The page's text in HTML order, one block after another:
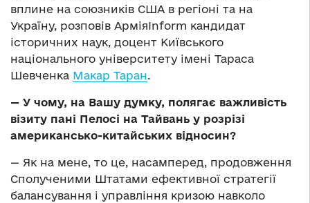
вплине на союзників США в регіоні та на
Україну, розповів АрміяInform кандидат
історичних наук, доцент Київського
національного університету імені Тараса
Шевченка Макар Таран.
— У чому, на Вашу думку, полягає важливість
візиту пані Пелосі на Тайвань у розрізі
американсько-китайських відносин?
— Як на мене, то це, насамперед, продовження
Сполученими Штатами ефективної стратегії
балансування і управління кризою навколо